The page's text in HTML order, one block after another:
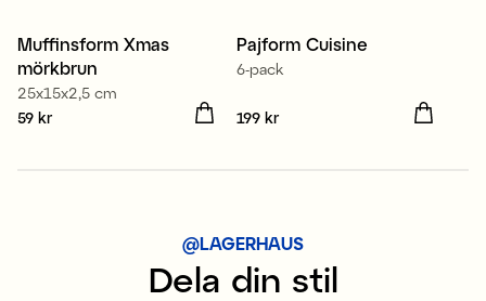
Muffinsform Xmas
mörkbrun
25x15x2,5 cm
Pris:
59 kr
Pajform Cuisine
6-pack
Pris:199 kr
199 kr
@LAGERHAUS
Dela din stil